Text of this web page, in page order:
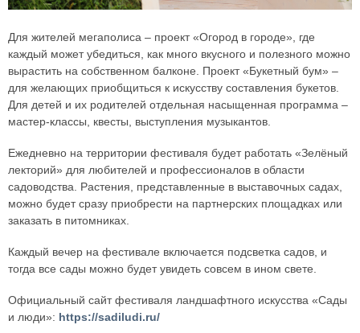
Для жителей мегаполиса – проект «Огород в городе», где
каждый может убедиться, как много вкусного и полезного можно
вырастить на собственном балконе. Проект «Букетный бум» –
для желающих приобщиться к искусству составления букетов.
Для детей и их родителей отдельная насыщенная программа –
мастер-классы, квесты, выступления музыкантов.
Ежедневно на территории фестиваля будет работать «Зелёный
лекторий» для любителей и профессионалов в области
садоводства. Растения, представленные в выставочных садах,
можно будет сразу приобрести на партнерских площадках или
заказать в питомниках.
Каждый вечер на фестивале включается подсветка садов, и
тогда все сады можно будет увидеть совсем в ином свете.
Официальный сайт фестиваля ландшафтного искусства «Сады
и люди»: https://sadiludi.ru/